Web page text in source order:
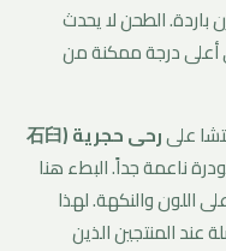
باردة. الطحن لا يحدث
أعلى درجة ممكنة من
على
رحى حجرية (石臼
ناعمة جداً. البطء هنا
اللون والنكهة. لهذا
عند المنتجين الذين